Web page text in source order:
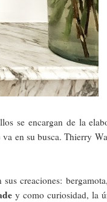
se encargan de la
en su busca. Thierry
creaciones:
y como curiosidad, la